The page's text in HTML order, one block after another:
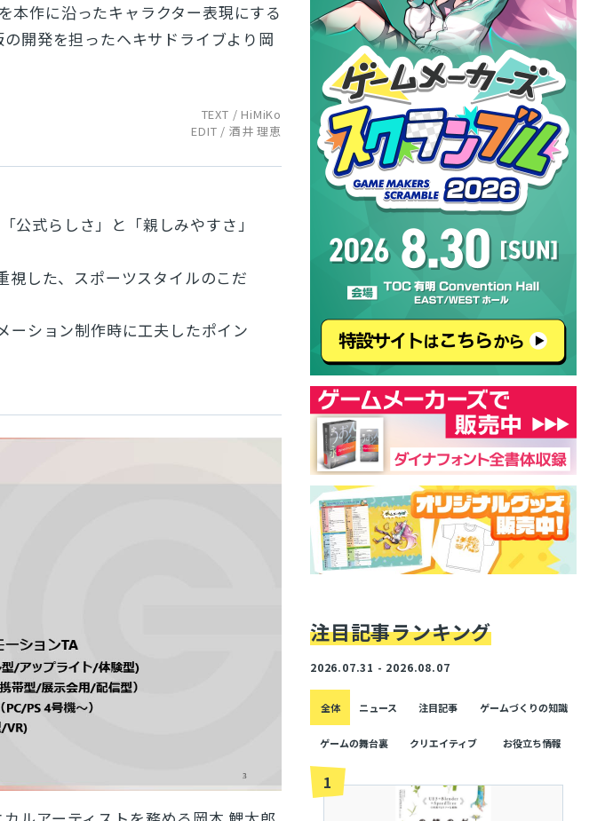
本作に沿ったキャラクター表現にする
開発を担ったヘキサドライブより岡
TEXT / HiMiKo
EDIT / 酒井 理恵
式らしさ」と「親しみやすさ」
視した、スポーツスタイルのこだ
ーション制作時に工夫したポイン
注目記事ランキング
2026.07.31 - 2026.08.07
全体 ニュース 注目記事 ゲームづくりの知識
ゲームの舞台裏 クリエイティブ お役立ち情報
1